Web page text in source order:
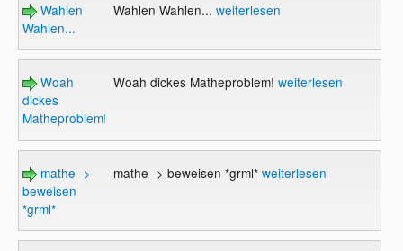
Wahlen
Wahlen...
Wahlen Wahlen... weiterlesen
Woah
dickes
Matheproblem!
Woah dickes Matheproblem! weiterlesen
mathe ->
beweisen
*grml*
mathe -> beweisen *grml* weiterlesen